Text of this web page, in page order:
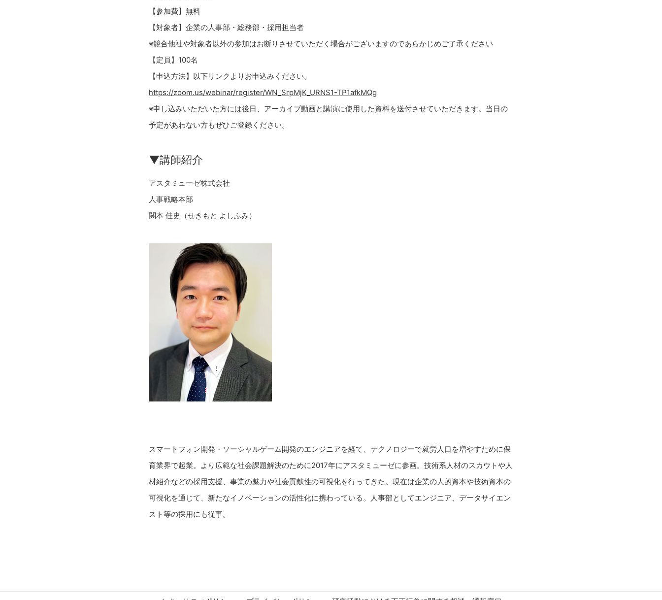
【参加費】無料
【対象者】企業の人事部・総務部・採用担当者
※競合他社や対象者以外の参加はお断りさせていただく場合がございますのであらかじめご了承ください
【定員】100名
【申込方法】以下リンクよりお申込みください。
https://zoom.us/webinar/register/WN_SrpMjK_URNS1-TP1afkMQg
※申し込みいただいた方には後日、アーカイブ動画と講演に使用した資料を送付させていただきます。当日の
予定があわない方もぜひご登録ください。
▼講師紹介
アスタミューゼ株式会社
人事戦略本部
関本 佳史（せきもと よしふみ）
スマートフォン開発・ソーシャルゲーム開発のエンジニアを経て、テクノロジーで就労人口を増やすために保
育業界で起業。より広範な社会課題解決のために2017年にアスタミューゼに参画。技術系人材のスカウトや人
材紹介などの採用支援、事業の魅力や社会貢献性の可視化を行ってきた。現在は企業の人的資本や技術資本の
可視化を通じて、新たなイノベーションの活性化に携わっている。人事部としてエンジニア、データサイエン
スト等の採用にも従事。